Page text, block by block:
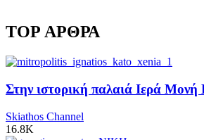
TOP ΑΡΘΡΑ
Στην ιστορική παλαιά Ιερά Μονή
Skiathos Channel
16.8K